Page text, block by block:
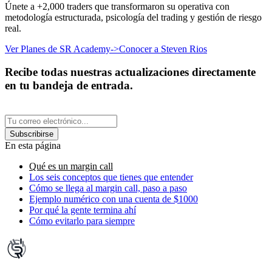
Únete a +2,000 traders que transformaron su operativa con
metodología estructurada, psicología del trading y gestión de riesgo
real.
Ver Planes de SR Academy->Conocer a Steven Rios
Recibe todas nuestras actualizaciones directamente
en tu bandeja de entrada.
Subscribirse
En esta página
Qué es un margin call
Los seis conceptos que tienes que entender
Cómo se llega al margin call, paso a paso
Ejemplo numérico con una cuenta de $1000
Por qué la gente termina ahí
Cómo evitarlo para siempre